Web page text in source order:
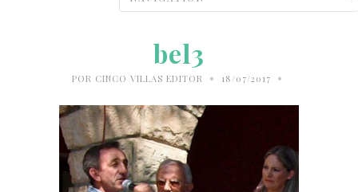
bel3
POR CINCO VILLAS EDITOR • 18/07/2017 •